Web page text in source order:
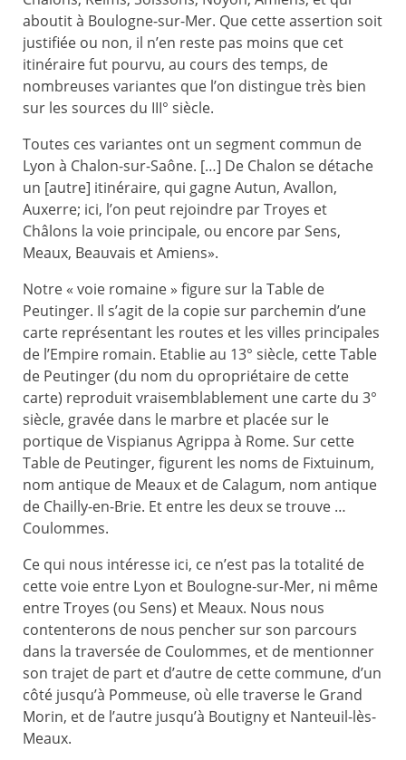
aboutit à Boulogne-sur-Mer. Que cette assertion soit
justifiée ou non, il n’en reste pas moins que cet
itinéraire fut pourvu, au cours des temps, de
nombreuses variantes que l’on distingue très bien
sur les sources du III° siècle.
Toutes ces variantes ont un segment commun de
Lyon à Chalon-sur-Saône. […] De Chalon se détache
un [autre] itinéraire, qui gagne Autun, Avallon,
Auxerre; ici, l’on peut rejoindre par Troyes et
Châlons la voie principale, ou encore par Sens,
Meaux, Beauvais et Amiens».
Notre « voie romaine » figure sur la Table de
Peutinger. Il s’agit de la copie sur parchemin d’une
carte représentant les routes et les villes principales
de l’Empire romain. Etablie au 13° siècle, cette Table
de Peutinger (du nom du opropriétaire de cette
carte) reproduit vraisemblablement une carte du 3°
siècle, gravée dans le marbre et placée sur le
portique de Vispianus Agrippa à Rome. Sur cette
Table de Peutinger, figurent les noms de Fixtuinum,
nom antique de Meaux et de Calagum, nom antique
de Chailly-en-Brie. Et entre les deux se trouve …
Coulommes.
Ce qui nous intéresse ici, ce n’est pas la totalité de
cette voie entre Lyon et Boulogne-sur-Mer, ni même
entre Troyes (ou Sens) et Meaux. Nous nous
contenterons de nous pencher sur son parcours
dans la traversée de Coulommes, et de mentionner
son trajet de part et d’autre de cette commune, d’un
côté jusqu’à Pommeuse, où elle traverse le Grand
Morin, et de l’autre jusqu’à Boutigny et Nanteuil-lès-
Meaux.